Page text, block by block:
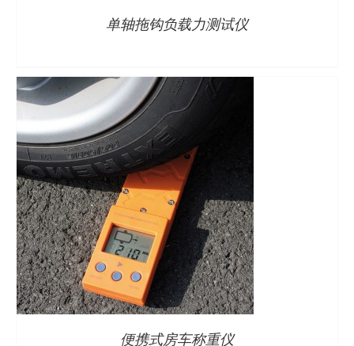
单轴拖钩负载力测试仪
便携式房车称重仪